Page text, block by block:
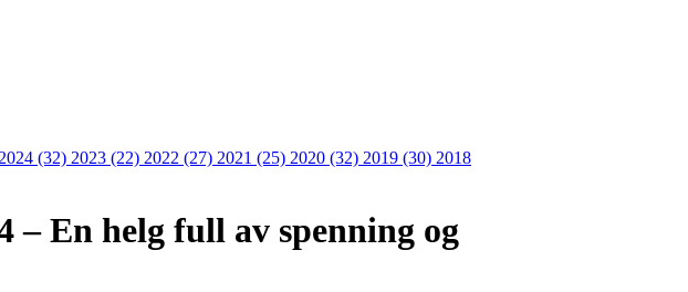
2024 (32) 2023 (22) 2022 (27) 2021 (25) 2020 (32) 2019 (30) 2018
En helg full av spenning og